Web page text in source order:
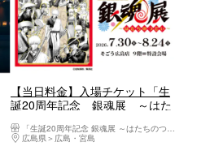
【当日料金】入場チケット「生
誕20周年記念 銀魂展 ～はた
「生誕20周年記念 銀魂展 ～はたちのつどい～」広島会場
広島県
広島・宮島